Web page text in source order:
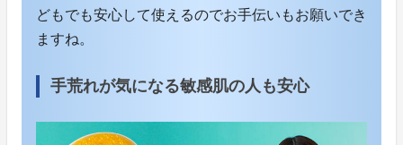
どもでも安心して使えるのでお手伝いもお願いでき
ますね。
手荒れが気になる敏感肌の人も安心